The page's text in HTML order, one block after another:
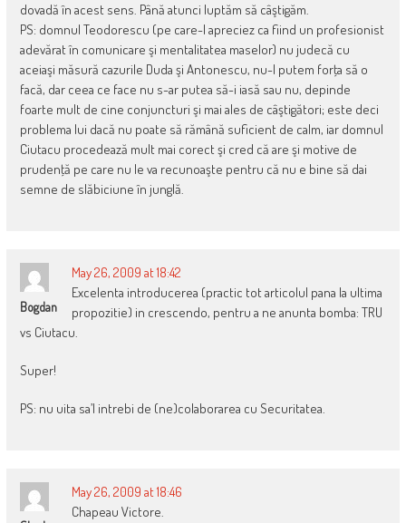
dovadă în acest sens. Până atunci luptăm să câştigăm.
PS: domnul Teodorescu (pe care-l apreciez ca fiind un profesionist
adevărat în comunicare şi mentalitatea maselor) nu judecă cu
aceiaşi măsură cazurile Duda şi Antonescu, nu-l putem forţa să o
facă, dar ceea ce face nu s-ar putea să-i iasă sau nu, depinde
foarte mult de cine conjuncturi şi mai ales de câştigători; este deci
problema lui dacă nu poate să rămână suficient de calm, iar domnul
Ciutacu procedează mult mai corect şi cred că are şi motive de
prudenţă pe care nu le va recunoaşte pentru că nu e bine să dai
semne de slăbiciune în junglă.
Bogdan
May 26, 2009 at 18:42
Excelenta introducerea (practic tot articolul pana la ultima
propozitie) in crescendo, pentru a ne anunta bomba: TRU
vs Ciutacu.
Super!
PS: nu uita sa’l intrebi de (ne)colaborarea cu Securitatea.
May 26, 2009 at 18:46
Chapeau Victore.